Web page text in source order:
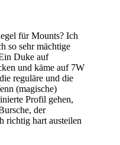
für Mounts? Ich
so sehr mächtige
Duke auf
und käme auf 7W
reguläre und die
(magische)
Profil gehen,
der
richtig hart austeilen